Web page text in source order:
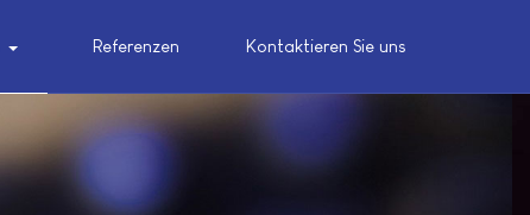
Referenzen Kontaktieren Sie uns